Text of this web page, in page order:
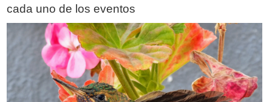
cada uno de los eventos